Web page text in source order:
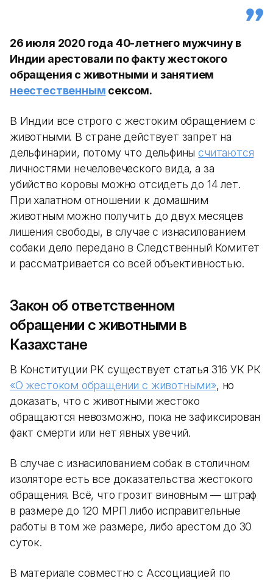
26 июля 2020 года 40-летнего мужчину в
Индии арестовали по факту жестокого
обращения с животными и занятием
неестественным сексом.
В Индии все строго с жестоким обращением с
животными. В стране действует запрет на
дельфинарии, потому что дельфинысчитаются
личностями нечеловеческого вида, а за
убийство коровы можно отсидеть до 14 лет.
При халатном отношении к домашним
животным можно получить до двух месяцев
лишения свободы, в случае с изнасилованием
собаки дело передано в Следственный Комитет
и рассматривается со всей объективностью.
Закон об ответственном
обращении с животными в
Казахстане
В Конституции РК существует статья 316 УК РК
«О жестоком обращении с животными», но
доказать, что с животными жестоко
обращаются невозможно, пока не зафиксирован
факт смерти или нет явных увечий.
В случае с изнасилованием собак в столичном
изоляторе есть все доказательства жестокого
обращения. Всё, что грозит виновным — штраф
в размере до 120 МРП либо исправительные
работы в том же размере, либо арестом до 30
суток.
В материале совместно с Ассоциацией по